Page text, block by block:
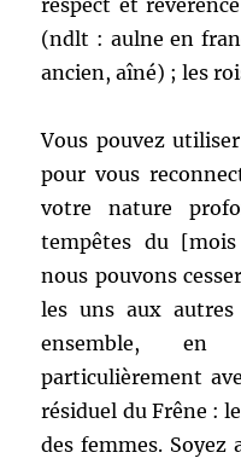
(ndlt : aulne en
ancien, aîné) ; les
Vous pouvez
pour vous
votre nature
tempêtes du
nous pouvons
les uns aux
ensemble,
particulièrement
résiduel du Frêne :
des femmes.